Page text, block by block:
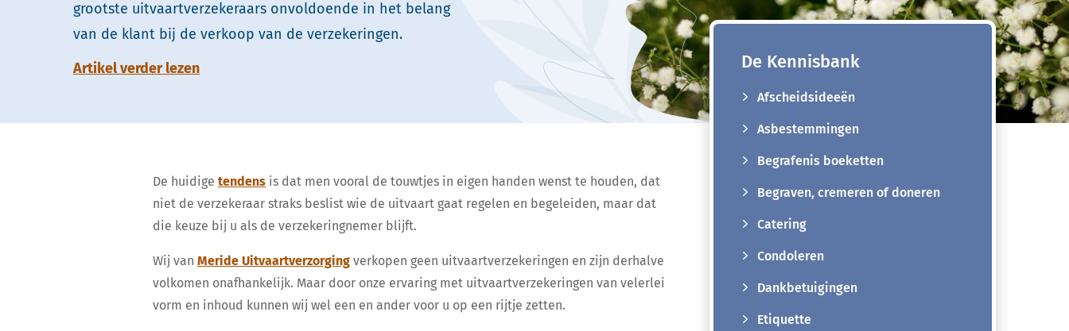
grootste uitvaartverzekeraars onvoldoende in het belang
van de klant bij de verkoop van de verzekeringen.
Artikel verder lezen
De huidige tendens is dat men vooral de touwtjes in eigen handen wenst te houden, dat
niet de verzekeraar straks beslist wie de uitvaart gaat regelen en begeleiden, maar dat
die keuze bij u als de verzekeringnemer blijft.
Wij van Meride Uitvaartverzorging verkopen geen uitvaartverzekeringen en zijn derhalve
volkomen onafhankelijk. Maar door onze ervaring met uitvaartverzekeringen van velerlei
vorm en inhoud kunnen wij wel een en ander voor u op een rijtje zetten.
De Kennisbank
Afscheidsideeën
Asbestemmingen
Begrafenis boeketten
Begraven, cremeren of doneren
Catering
Condoleren
Dankbetuigingen
Etiquette